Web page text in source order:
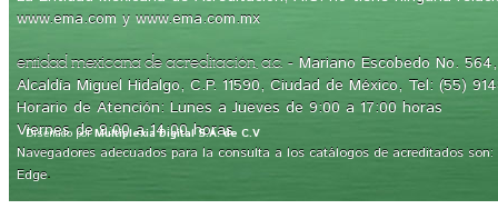
www.ema.com y www.ema.com.mx
entidad mexicana de acreditación, a.c. - Mariano Escobedo No.
Alcaldía Miguel Hidalgo, C.P. 11590, Ciudad de México, Tel: (55)
Horario de Atención: Lunes a Jueves de 9:00 a 17:00 horas
Viernes de 9:00 a 14:00 horas
Navegadores adecuados para la consulta a los catálogos de acreditados
Edge.
Diseñado porMultiplexia Digital S.A. de C.V